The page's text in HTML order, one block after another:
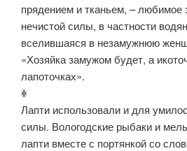
прядением и тканьем, – любимое
нечистой силы, в частности
вселившаяся в незамужнюю
«Хозяйка замужом будет, а
лапоточках».
ꏍ
Лапти использовали и для
силы. Вологодские рыбаки и
лапти вместе с портянкой со